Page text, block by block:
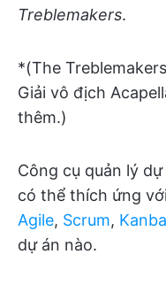
Treblemakers.
*(The
Giải vô địch
thêm.)
Công cụ quản lý
có thể thích ứng
Agile, Scrum,
dự án nào.